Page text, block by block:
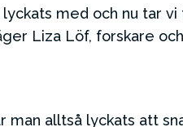
med och nu tar vi
Liza Löf, forskare
man alltså lyckats att